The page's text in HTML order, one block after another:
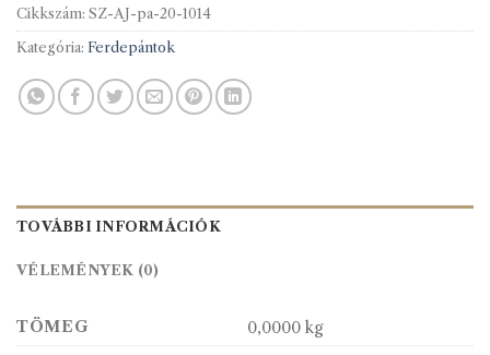
Cikkszám: SZ-AJ-pa-20-1014
Kategória: Ferdepántok
TOVÁBBI INFORMÁCIÓK
VÉLEMÉNYEK (0)
TÖMEG 0,0000 kg